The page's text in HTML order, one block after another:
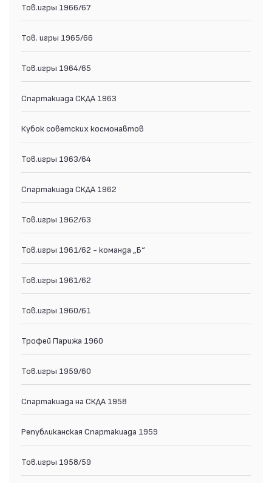
Тов.игры 1966/67
Тов. игры 1965/66
Тов.игры 1964/65
Спартакиада СКДА 1963
Кубок советских космонавтов
Тов.игры 1963/64
Спартакиада СКДА 1962
Тов.игры 1962/63
Тов.игры 1961/62 - команда „Б“
Тов.игры 1961/62
Тов.игры 1960/61
Трофей Парижа 1960
Тов.игры 1959/60
Спартакиада на СКДА 1958
Републиканская Спартакиада 1959
Тов.игры 1958/59